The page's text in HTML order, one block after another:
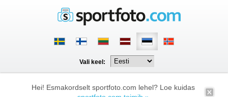
Vali keel:
Hei! Esmakordselt sportfoto.com lehel? Loe kuidas